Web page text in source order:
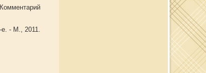
е. - М., 2011.